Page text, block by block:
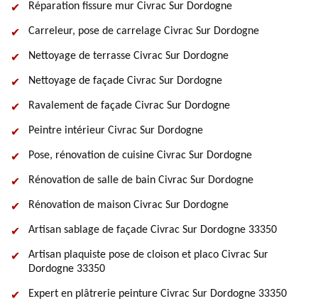
Réparation fissure mur Civrac Sur Dordogne
Carreleur, pose de carrelage Civrac Sur Dordogne
Nettoyage de terrasse Civrac Sur Dordogne
Nettoyage de façade Civrac Sur Dordogne
Ravalement de façade Civrac Sur Dordogne
Peintre intérieur Civrac Sur Dordogne
Pose, rénovation de cuisine Civrac Sur Dordogne
Rénovation de salle de bain Civrac Sur Dordogne
Rénovation de maison Civrac Sur Dordogne
Artisan sablage de façade Civrac Sur Dordogne 33350
Artisan plaquiste pose de cloison et placo Civrac Sur
Dordogne 33350
Expert en plâtrerie peinture Civrac Sur Dordogne 33350